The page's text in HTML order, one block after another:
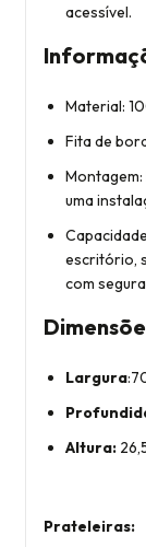
acessível.
Material:
Fita de
uma
escritório,
com
Largura
Altura:
Prateleiras: